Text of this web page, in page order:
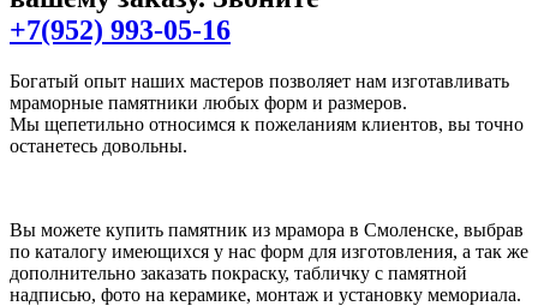
+7(952) 993-05-16
Богатый опыт наших мастеров позволяет нам изготавливать
мраморные памятники любых форм и размеров.
Мы щепетильно относимся к пожеланиям клиентов, вы точно
останетесь довольны.
Вы можете купить памятник из мрамора в Смоленске, выбрав
по каталогу имеющихся у нас форм для изготовления, а так же
дополнительно заказать покраску, табличку с памятной
надписью, фото на керамике, монтаж и установку мемориала.